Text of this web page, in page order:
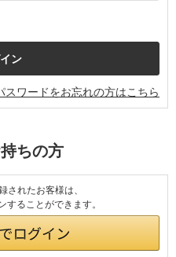
スワードをお忘れの方はこちら
ちの方
されたお客様は、
ることができます。